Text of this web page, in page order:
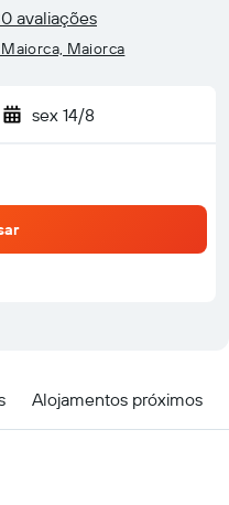
avaliações
Maiorca
sex 14/8
Alojamentos próximos